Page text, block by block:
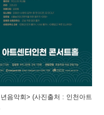
음악회> (사진출처 : 인천아트